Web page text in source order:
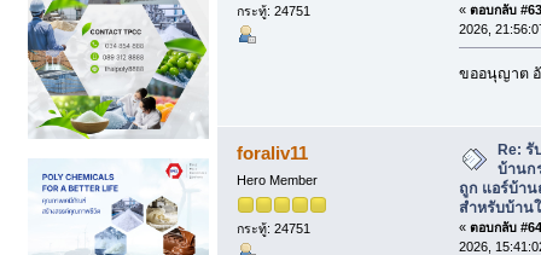
กระทู้: 24751 « ตอบกลับ
2026,
ขออนุญาต
foraliv11
Hero Member
กระทู้: 24751
Re: รั
บ้านก
ถูก แอร์บ้า
สำหรับบ้าน
« ตอบกลับ
2026,